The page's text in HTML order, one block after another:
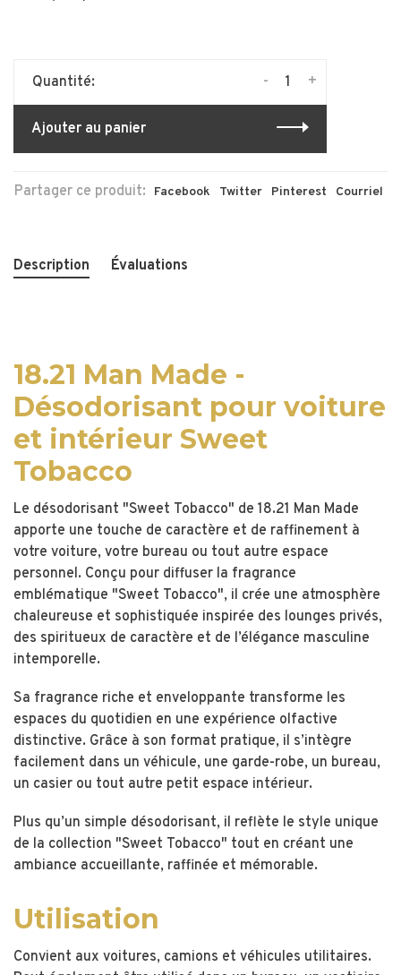
Quantité: +
-
Ajouter au panier
Partager ce produit: Facebook Twitter Pinterest Courriel
Description Évaluations
18.21 Man Made -
Désodorisant pour voiture
et intérieur Sweet
Tobacco
Le désodorisant "Sweet Tobacco" de 18.21 Man Made
apporte une touche de caractère et de raffinement à
votre voiture, votre bureau ou tout autre espace
personnel. Conçu pour diffuser la fragrance
emblématique "Sweet Tobacco", il crée une atmosphère
chaleureuse et sophistiquée inspirée des lounges privés,
des spiritueux de caractère et de l’élégance masculine
intemporelle.
Sa fragrance riche et enveloppante transforme les
espaces du quotidien en une expérience olfactive
distinctive. Grâce à son format pratique, il s’intègre
facilement dans un véhicule, une garde-robe, un bureau,
un casier ou tout autre petit espace intérieur.
Plus qu’un simple désodorisant, il reflète le style unique
de la collection "Sweet Tobacco" tout en créant une
ambiance accueillante, raffinée et mémorable.
Utilisation
Convient aux voitures, camions et véhicules utilitaires.